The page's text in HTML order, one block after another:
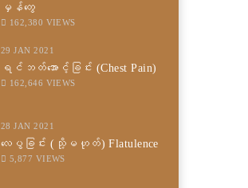
မှန်တွေ
162,380 VIEWS
29 JAN 2021
ရင်ဘတ်အောင့်ခြင်း (Chest Pain)
162,646 VIEWS
28 JAN 2021
လေပွခြင်း (သို့မဟုတ်) Flatulence
5,877 VIEWS